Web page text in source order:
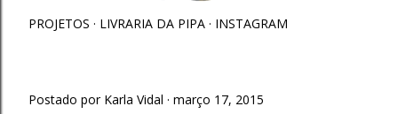
PROJETOS LIVRARIA DA PIPA INSTAGRAM
Postado por Karla Vidal março 17, 2015